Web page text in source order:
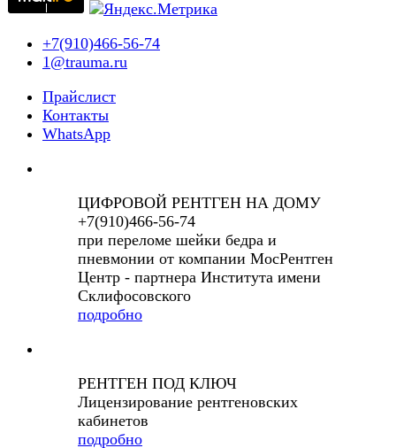
+7(910)466-56-74
1@trauma.ru
Прайслист
Контакты
WhatsApp
ЦИФРОВОЙ РЕНТГЕН НА ДОМУ
+7(910)466-56-74
при переломе шейки бедра и
пневмонии от компании МосРентген
Центр - партнера Института имени
Склифосовского
подробно
РЕНТГЕН ПОД КЛЮЧ
Лицензирование рентгеновских
кабинетов
подробно